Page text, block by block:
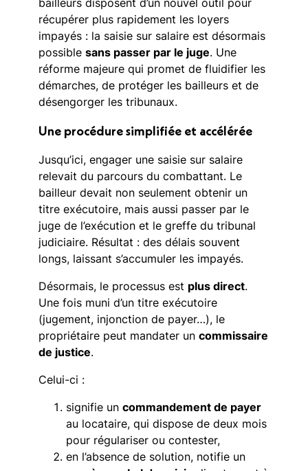
bailleurs disposent d’un nouvel outil pour
récupérer plus rapidement les loyers
impayés : la saisie sur salaire est désormais
possible sans passer par le juge. Une
réforme majeure qui promet de fluidifier les
démarches, de protéger les bailleurs et de
désengorger les tribunaux.
Une procédure simplifiée et accélérée
Jusqu’ici, engager une saisie sur salaire
relevait du parcours du combattant. Le
bailleur devait non seulement obtenir un
titre exécutoire, mais aussi passer par le
juge de l’exécution et le greffe du tribunal
judiciaire. Résultat : des délais souvent
longs, laissant s’accumuler les impayés.
Désormais, le processus est plus direct.
Une fois muni d’un titre exécutoire
(jugement, injonction de payer…), le
propriétaire peut mandater un commissaire
de justice.
Celui-ci :
signifie un commandement de payer
au locataire, qui dispose de deux mois
pour régulariser ou contester,
en l’absence de solution, notifie un